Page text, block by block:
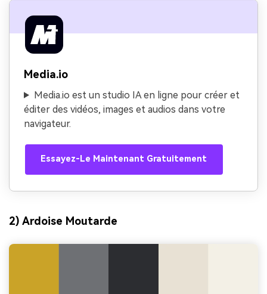
Media.io
Media.io est un studio IA en ligne pour créer et
éditer des vidéos, images et audios dans votre
navigateur.
Essayez-Le Maintenant Gratuitement
2) Ardoise Moutarde